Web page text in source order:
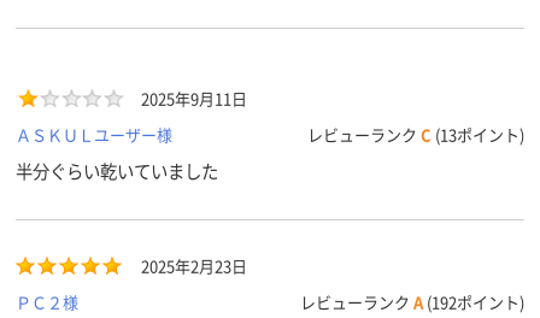
2025年9月11日
ＡＳＫＵＬユーザー様
レビューランク C (13ポイント)
半分ぐらい乾いていました
2025年2月23日
ＰＣ２様
レビューランク A (192ポイント)